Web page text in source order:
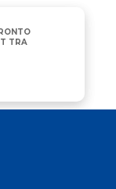
ALL’11°
TRA